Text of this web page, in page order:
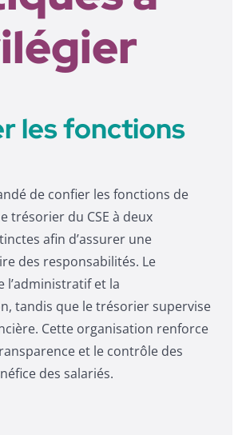
les fonctions
de confier les fonctions de
trésorier du CSE à deux
afin d’assurer une
des responsabilités. Le
l’administratif et la
tandis que le trésorier supervise
Cette organisation renforce
et le contrôle des
des salariés.